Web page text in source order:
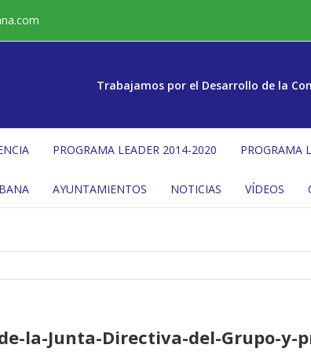
Trabajamos por el Desarrollo de la
PROGRAMA LEADER 2014-2020 PROGRAMA
AYUNTAMIENTOS NOTICIAS VÍDEOS
la-Junta-Directiva-del-Grupo-y-